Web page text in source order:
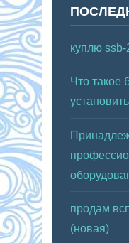
куплю ssb-
Что такое
продам
(новая)